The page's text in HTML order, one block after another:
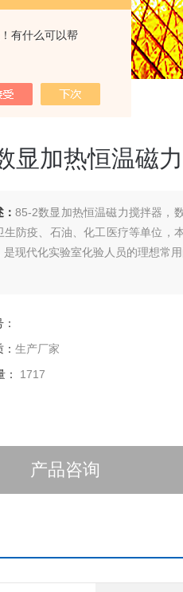
有什么可以帮
显加热恒温磁
85-2数显加热恒温磁力搅拌器，
生防疫、石油、化工医疗等单位，
是现代化实验室化验人员的理想常用
生产厂家
1717
产品咨询